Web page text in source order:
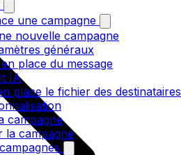
une campagne
nouvelle campagne
généraux
place du message
IA
place le fichier des destinataires
campagne
la campagne